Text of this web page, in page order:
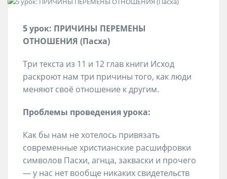
5урок: ПРИЧИНЫ ПЕРЕМЕНЫ
ОТНОШЕНИЯ (Пасха)
Три текста из 11 и 12 глав книги Исход
раскроют нам три причины того, как люди
меняют своё отношение к другим.
Проблемы проведения урока:
Как бы нам не хотелось привязать
современные христианские расшифровки
символов Пасхи, агнца, закваски и прочего
— у нас нет вообще никаких свидетельств